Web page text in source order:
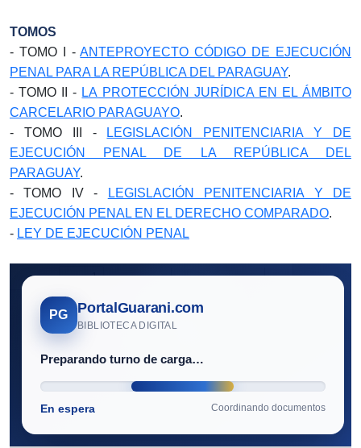
TOMOS
- TOMO I -ANTEPROYECTO CÓDIGO DE EJECUCIÓN
PENAL PARA LA REPÚBLICA DEL PARAGUAY.
- TOMO II - LA PROTECCIÓN JURÍDICA EN EL ÁMBITO
CARCELARIO PARAGUAYO.
- TOMO III -
LEGISLACIÓN PENITENCIARIA Y DE
EJECUCIÓN PENAL DE LA REPÚBLICA DEL
PARAGUAY.
- TOMO IV -
LEGISLACIÓN PENITENCIARIA Y DE
EJECUCIÓN PENAL EN EL DERECHO COMPARADO.
- LEY DE EJECUCIÓN PENAL